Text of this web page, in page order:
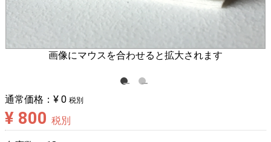
画像にマウスを合わせると拡大されます
通常価格： ¥ 0 税別
¥ 800 税別